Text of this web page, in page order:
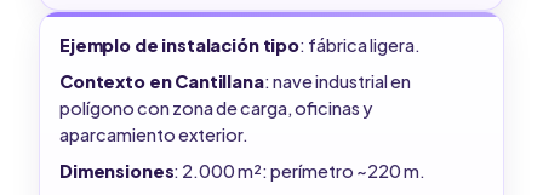
Ejemplo de instalación tipo: fábrica ligera.
Contexto en Cantillana: nave industrial en
polígono con zona de carga, oficinas y
aparcamiento exterior.
Dimensiones: 2.000 m²: perímetro ~220 m.